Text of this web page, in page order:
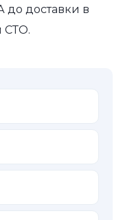
до доставки в
СТО.